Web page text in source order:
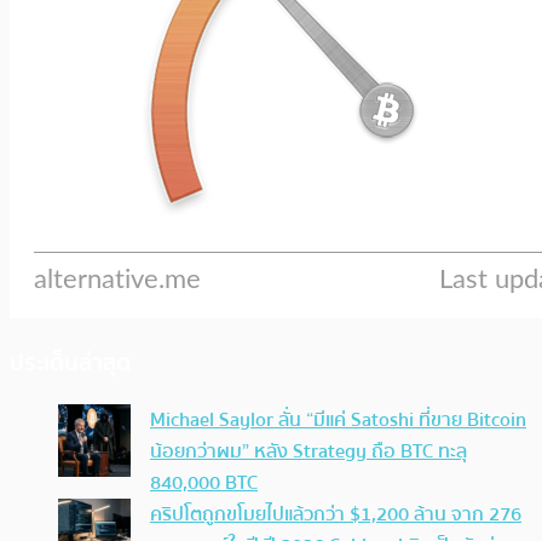
Michael Saylor ลั่น “มีแค่ Satoshi ที่ขาย Bitcoin
น้อยกว่าผม” หลัง Strategy ถือ BTC ทะลุ
840,000 BTC
คริปโตถูกขโมยไปแล้วกว่า $1,200 ล้าน จาก 276